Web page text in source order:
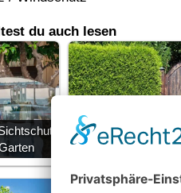
du auch lesen
Sichtschutz für